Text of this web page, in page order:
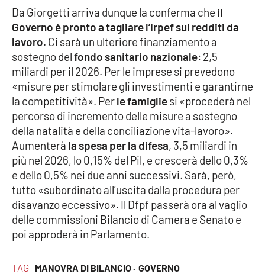
Reggio Calabria
Cosenza
Lamezia Terme
PROGETTI
SPECIALI
Buona Sanità Calabria
LA
CALABRIAVISIONE
Destinazioni
TAG MANOVRA DI BILANCIO · GOVERNO
Da Giorgetti arriva dunque la conferma che il
Governo è pronto a tagliare l’Irpef sui redditi da
lavoro. Ci sarà un ulteriore finanziamento a
sostegno delfondo sanitario nazionale: 2,5
miliardi per il 2026. Per le imprese si prevedono
«misure per stimolare gli investimenti e garantirne
la competitività». Perle famigliesi «procederà nel
percorso di incremento delle misure a sostegno
della natalità e della conciliazione vita-lavoro».
Aumenterà la spesa per la difesa, 3,5 miliardi in
più nel 2026, lo 0,15% del Pil, e crescerà dello 0,3%
e dello 0,5% nei due anni successivi. Sarà, però,
tutto «subordinato all’uscita dalla procedura per
disavanzo eccessivo». Il Dfpf passerà ora al vaglio
delle commissioni Bilancio di Camera e Senato e
poi approderà in Parlamento.